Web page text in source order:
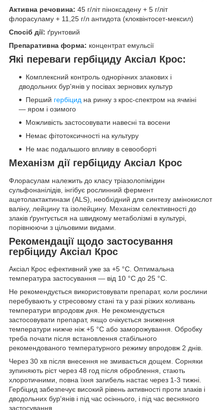
Активна речовина: 45 г/літ піноксадену + 5 г/літ
флорасуламу + 11,25 г/л антидота (клоквінтосет-мексил)
Спосіб дії: ґрунтовий
Препаративна форма: концентрат емульсії
Які переваги гербіциду Аксіал Крос:
Комплексний контроль однорічних злакових і
дводольних бур'янів у посівах зернових культур
Перший гербіцид на ринку з крос-спектром на ячміні
— яром і озимого
Можливість застосовувати навесні та восени
Немає фітотоксичності на культуру
Не має подальшого впливу в севооборті
Механізм дії гербіциду Аксіал Крос
Флорасулам належить до класу тріазолопімідин
сульфонанілідів, інгібує рослинний фермент
ацетолактактинази (ALS), необхідний для синтезу амінокислот
валіну, лейцину та ізолейцину. Механізм селективності до
злаків ґрунтується на швидкому метаболізмі в культурі,
порівнюючи з цільовими видами.
Рекомендації щодо застосування
гербіциду Аксіал Крос
Аксіал Крос ефективний уже за +5 °C. Оптимальна
температура застосування — від 10 °C до 25 °C.
Не рекомендується використовувати препарат, коли рослини
перебувають у стресовому стані та у разі різких коливань
температури впродовж дня. Не рекомендується
застосовувати препарат, якщо очікується зниження
температури нижче ніж +5 °C або заморожування. Обробку
треба почати після встановлення стабільного
рекомендованого температурного режиму впродовж 2 днів.
Через 30 хв після внесення не змивається дощем. Сорняки
зупиняють ріст через 48 год після оброблення, стають
хлоротичними, повна їхня загибель настає через 1-3 тижні.
Гербіцид забезпечує високий рівень активності проти злаків і
дводольних бур'янів і під час осіннього, і під час весняного
застосування.